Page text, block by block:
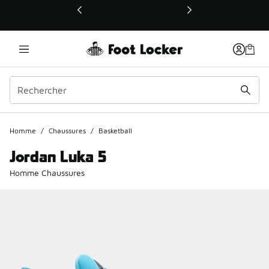
Ce lien ouvrira une nouvelle fenêtre
Homme / Chaussures / Basketball
Jordan Luka 5
Homme Chaussures